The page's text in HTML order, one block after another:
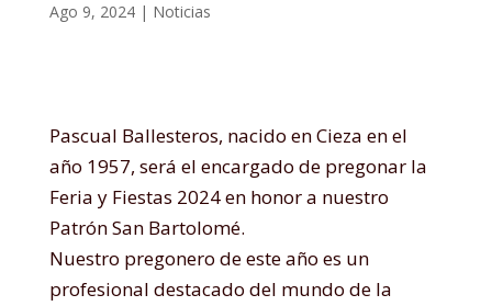
Ago 9, 2024| Noticias
Pascual Ballesteros, nacido en Cieza en el
año 1957, será el encargado de pregonar la
Feria y Fiestas 2024 en honor a nuestro
Patrón San Bartolomé.
Nuestro pregonero de este año es un
profesional destacado del mundo de la